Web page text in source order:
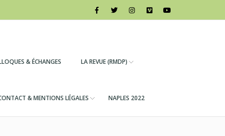
& ÉCHANGES LA REVUE (RMDP)
& MENTIONS LÉGALES NAPLES 2022